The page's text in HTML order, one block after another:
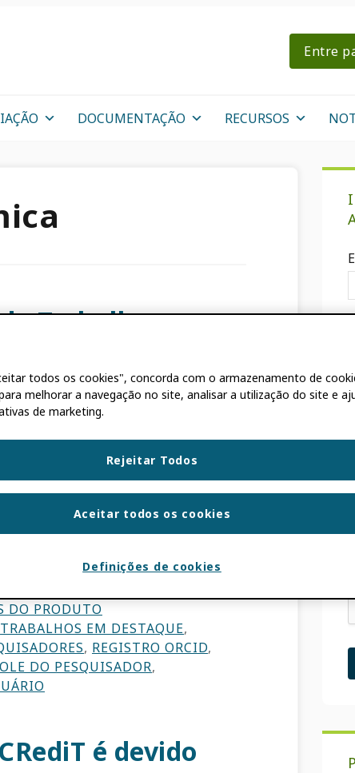
Entre
DOCUMENTAÇÃO RECURSOS
Trabalhos em
a dar
mais
e gratificante, mas o ambiente
o que aumenta a pressão para se
ou empregadores.
DO PRODUTO
TRABALHOS EM DESTAQUE,
, REGISTRO ORCID,
DO PESQUISADOR,
é devido
todos os cookies", concorda com o armazenamento de
melhorar a navegação no site, analisar a utilização do site e
de marketing.
Rejeitar Todos
Aceitar todos os cookies
Definições de cookies